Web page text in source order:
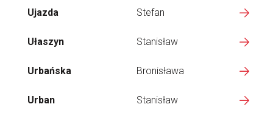
Ujazda Stefan
Ułaszyn Stanisław
Urbańska Bronisława
Urban Stanisław